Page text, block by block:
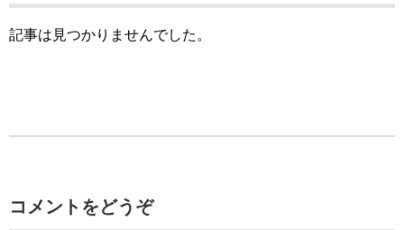
記事は見つかりませんでした。
コメントをどうぞ